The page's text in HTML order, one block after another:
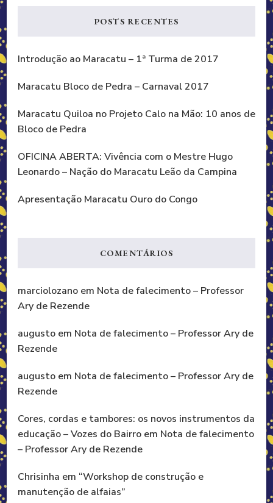
POSTS RECENTES
Introdução ao Maracatu – 1ª Turma de 2017
Maracatu Bloco de Pedra – Carnaval 2017
Maracatu Quiloa no Projeto Calo na Mão: 10 anos de
Bloco de Pedra
OFICINA ABERTA: Vivência com o Mestre Hugo
Leonardo – Nação do Maracatu Leão da Campina
Apresentação Maracatu Ouro do Congo
COMENTÁRIOS
marciolozano em Nota de falecimento – Professor
Ary de Rezende
augusto em Nota de falecimento – Professor Ary de
Rezende
augusto em Nota de falecimento – Professor Ary de
Rezende
Cores, cordas e tambores: os novos instrumentos da
educação – Vozes do Bairro em Nota de falecimento
– Professor Ary de Rezende
Chrisinha em “Workshop de construção e
manutenção de alfaias”